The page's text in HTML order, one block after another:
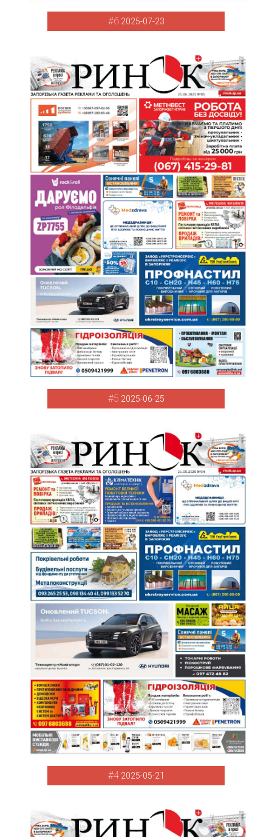
#6 2025-07-23
#5 2025-06-25
#4 2025-05-21